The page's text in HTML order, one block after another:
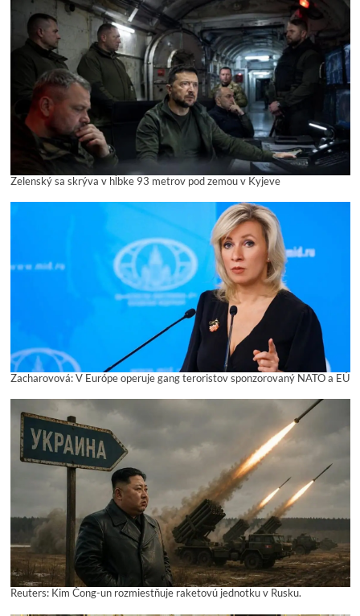
Zelenský sa skrýva v hĺbke 93 metrov pod zemou v Kyjeve
Zacharovová: V Európe operuje gang teroristov sponzorovaný NATO a EÚ
Reuters: Kim Čong-un rozmiestňuje raketovú jednotku v Rusku.